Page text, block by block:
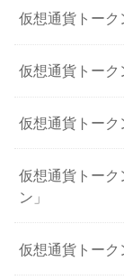
仮想通貨トーク
仮想通貨トーク
仮想通貨トーク
仮想通貨トー
ン」
仮想通貨トーク